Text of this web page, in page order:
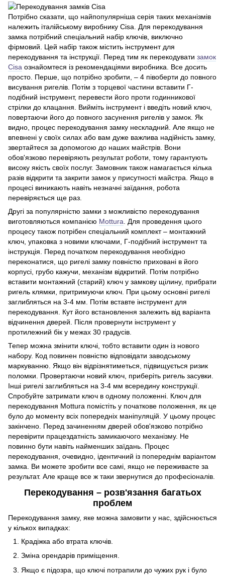
Потрібно сказати, що найпопулярніша серія таких механізмів
належить італійському виробнику Cisa. Для перекодування
замка потрібний спеціальний набір ключів, виключно
фірмовий. Цей набір також містить інструмент для
перекодування та інструкції. Перед тим як перекодувати замок
Cisa ознайомтеся із рекомендаціями виробника. Все досить
просто. Перше, що потрібно зробити, – 4 півоберти до повного
висування ригелів. Потім з торцевої частини вставити Г-
подібний інструмент, перевести його проти годинникової
стрілки до клацання. Вийміть інструмент і введіть новий ключ,
повертаючи його до повного засунення ригелів у замок. Як
видно, процес перекодування замку нескладний. Але якщо не
впевнені у своїх силах або вам дуже важлива надійність замку,
звертайтеся за допомогою до наших майстрів. Вони
обов'язково перевіряють результат роботи, тому гарантують
високу якість своїх послуг. Замовник також намагається кілька
разів відкрити та закрити замок у присутності майстра. Якщо в
процесі виникають навіть незначні заїдання, робота
перевіряється ще раз.
Другі за популярністю замки з можливістю перекодування
виготовляються компанією Mottura. Для проведення цього
процесу також потрібен спеціальний комплект – монтажний
ключ, упаковка з новими ключами, Г-подібний інструмент та
інструкція. Перед початком перекодування необхідно
переконатися, що ригелі замку повністю приховані в його
корпусі, грубо кажучи, механізм відкритий. Потім потрібно
вставити монтажний (старий) ключ у замкову щілину, прибрати
ригель клямки, притримуючи ключ. При цьому основні ригелі
заглибляться на 3-4 мм. Потім вставте інструмент для
перекодування. Кут його встановлення залежить від варіанта
відчинення дверей. Після провернути інструмент у
протилежний бік у межах 30 градусів.
Тепер можна змінити ключі, тобто вставити один із нового
набору. Код повинен повністю відповідати заводському
маркуванню. Якщо він відрізнятиметься, підвищується ризик
поломки. Провертаючи новий ключ, приберіть ригель засувки.
Інші ригелі заглибляться на 3-4 мм всередину конструкції.
Спробуйте затримати ключ в одному положенні. Ключ для
перекодування Mottura помістіть у початкове положення, як це
було до моменту всіх попередніх маніпуляцій. У цьому процес
закінчено. Перед зачиненням дверей обов'язково потрібно
перевірити працездатність замикаючого механізму. Не
повинно бути навіть найменших заїдань. Процес
перекодування, очевидно, ідентичний із попереднім варіантом
замка. Ви можете зробити все самі, якщо не переживаєте за
результат. Але краще все ж таки звернутися до професіоналів.
Перекодування – розв'язання багатьох
проблем
Перекодування замку, яке можна замовити у нас, здійснюється
у кількох випадках:
Крадіжка або втрата ключів.
Зміна орендарів приміщення.
Якщо є підозра, що ключі потрапили до чужих рук і було